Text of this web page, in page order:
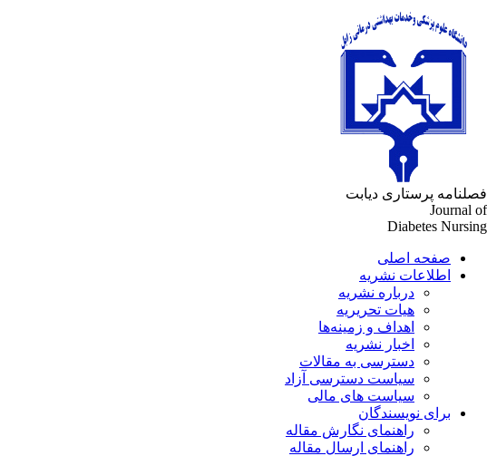
فصلنامه پرستاری دیابت
Journal of
Diabetes Nursing
صفحه اصلی
اطلاعات نشریه
درباره نشریه
هیات تحریریه
اهداف و زمینه‌ها
اخبار نشریه
دسترسی به مقالات
سیاست دسترسی آزاد
سیاست های مالی
برای نویسندگان
راهنمای نگارش مقاله
راهنمای ارسال مقاله